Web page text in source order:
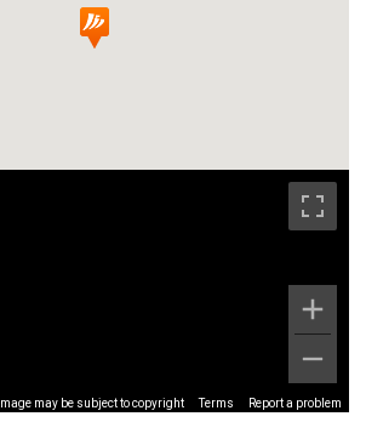
Image may be subject to copyright Terms Report a problem